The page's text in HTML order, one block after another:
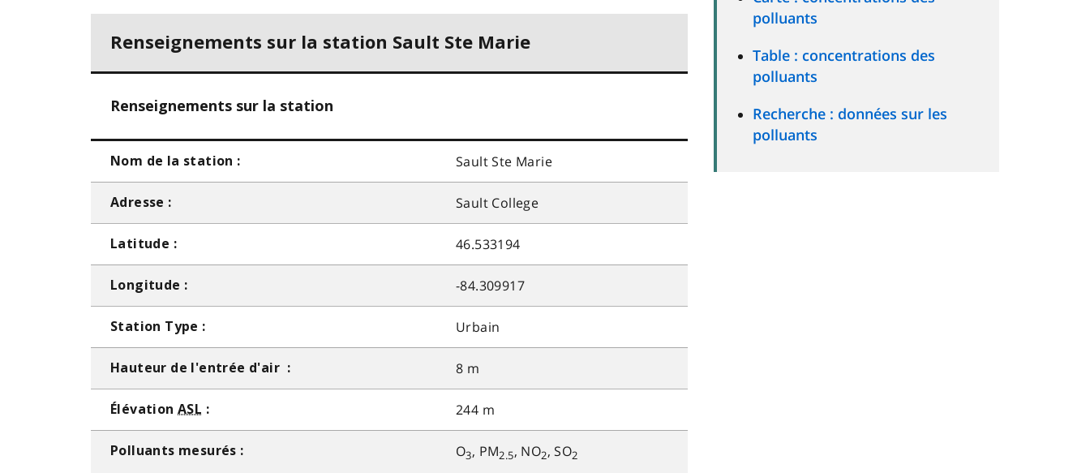
Renseignements sur la station Sault Ste Marie
Renseignements sur la station
Nom de la station : Sault Ste Marie
Adresse : Sault College
Latitude : 46.533194
Longitude : -84.309917
Station Type : Urbain
Hauteur de l'entrée d'air : 8 m
ÉlévationASL : 244 m
Polluants mesurés : O3, PM2.5, NO2, SO2
polluants
Table : concentrations des
polluants
Recherche : données sur les
polluants